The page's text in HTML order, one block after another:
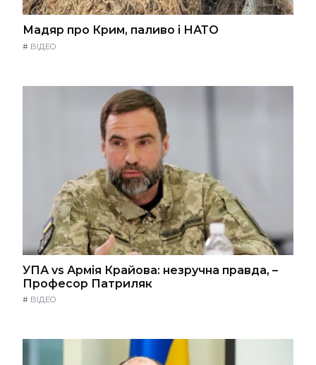
Мадяр про Крим, паливо і НАТО
# ВІДЕО
УПА vs Армія Крайова: незручна правда, –
Професор Патриляк
# ВІДЕО